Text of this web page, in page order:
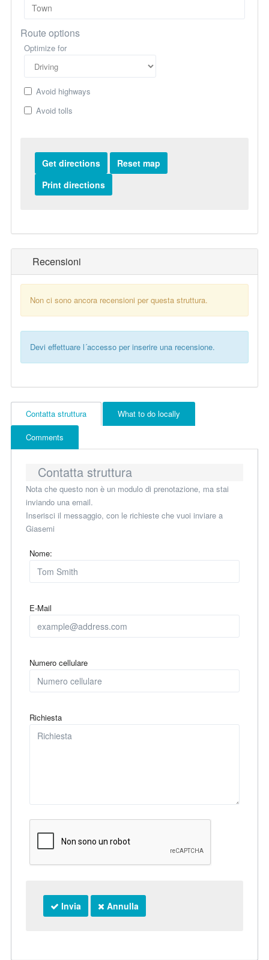
Route options
Optimize for
Avoid highways
Avoid tolls
Recensioni
Non ci sono ancora recensioni per questa struttura.
Devi effettuare l´accesso per inserire una recensione.
Contatta struttura What to do locally
Comments
Contatta struttura
Nota che questo non è un modulo di prenotazione, ma stai
inviando una email.
Inserisci il messaggio, con le richieste che vuoi inviare a
Giasemi
Nome:
E-Mail
Numero cellulare
Richiesta
Invia Annulla